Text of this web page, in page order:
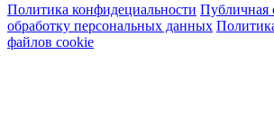
Политика конфидециальности Публичная
обработку персональных данных
файлов cookie